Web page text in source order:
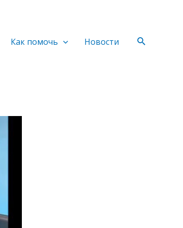
Как помочь Новости Поиск